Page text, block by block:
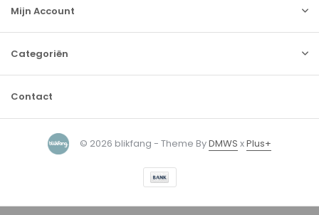
Mijn Account
Categoriën
Contact
© 2026 blikfang - Theme ByDMWS xPlus+